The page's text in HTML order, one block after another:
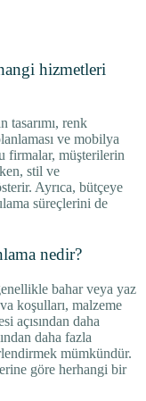
hizmetleri
tasarımı, renk
ve mobilya
firmalar, müşterilerin
stil ve
Ayrıca, bütçeye
süreçlerini de
nedir?
bahar veya yaz
koşulları, malzeme
açısından daha
daha fazla
mümkündür.
göre herhangi bir